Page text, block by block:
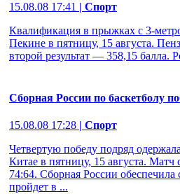
15.08.08 17:41 | Спорт
Квалификация в прыжках с 3-
Пекине в пятницу, 15 августа.
второй результат — 358,15 балла.
Сборная России по баскетболу
15.08.08 17:28 | Спорт
Четвертую победу подряд
Китае в пятницу, 15 августа. Матч
74:64. Сборная России
пройдет в ...